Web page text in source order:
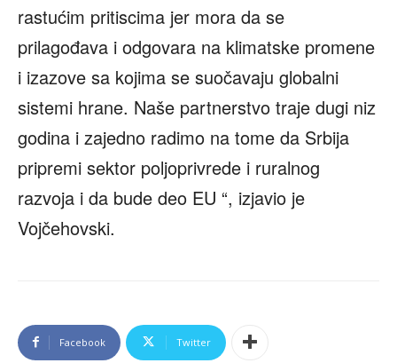
rastućim pritiscima jer mora da se
prilagođava i odgovara na klimatske promene
i izazove sa kojima se suočavaju globalni
sistemi hrane. Naše partnerstvo traje dugi niz
godina i zajedno radimo na tome da Srbija
pripremi sektor poljoprivrede i ruralnog
razvoja i da bude deo EU “, izjavio je
Vojčehovski.
Facebook Twitter